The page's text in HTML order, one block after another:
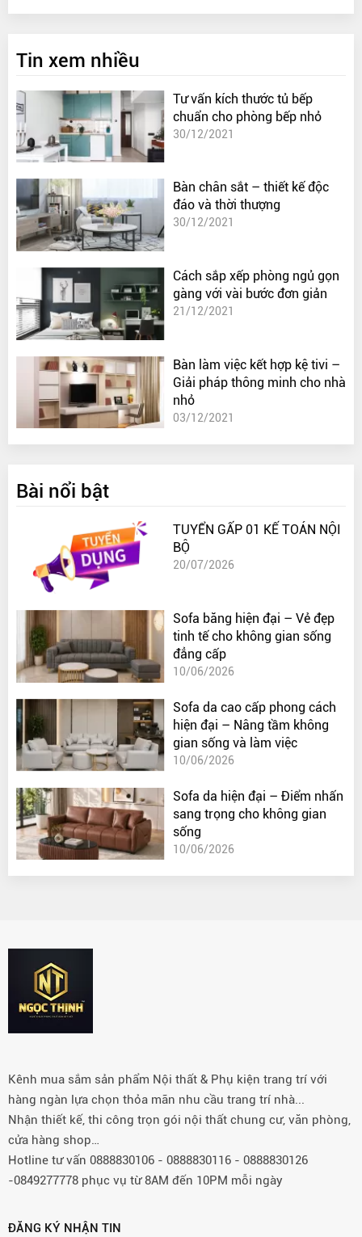
Tin xem nhiều
Tư vấn kích thước tủ bếp
chuẩn cho phòng bếp nhỏ
30/12/2021
Bàn chân sắt – thiết kế độc
đáo và thời thượng
30/12/2021
Cách sắp xếp phòng ngủ gọn
gàng với vài bước đơn giản
21/12/2021
Bàn làm việc kết hợp kệ tivi –
Giải pháp thông minh cho nhà
nhỏ
03/12/2021
Bài nổi bật
TUYỂN GẤP 01 KẾ TOÁN NỘI
BỘ
20/07/2026
Sofa băng hiện đại – Vẻ đẹp
tinh tế cho không gian sống
đẳng cấp
10/06/2026
Sofa da cao cấp phong cách
hiện đại – Nâng tầm không
gian sống và làm việc
10/06/2026
Sofa da hiện đại – Điểm nhấn
sang trọng cho không gian
sống
10/06/2026
Kênh mua sắm sản phẩm Nội thất & Phụ kiện trang trí với
hàng ngàn lựa chọn thỏa mãn nhu cầu trang trí nhà...
Nhận thiết kế, thi công trọn gói nội thất chung cư, văn phòng,
cửa hàng shop…
Hotline tư vấn 0888830106 - 0888830116 - 0888830126
-0849277778 phục vụ từ 8AM đến 10PM mỗi ngày
ĐĂNG KÝ NHẬN TIN